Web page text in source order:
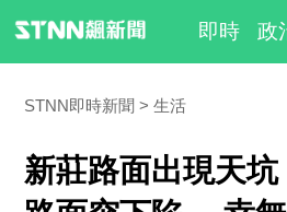
即時 政
STNN即時新聞 生活
新莊路面出現天